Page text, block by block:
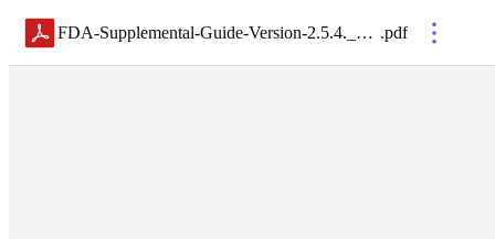
FDA-Supplemental-Guide-Version-2.5.4._508c .pdf